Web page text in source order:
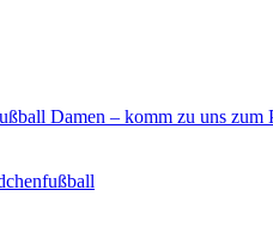
Damen – komm zu uns zum